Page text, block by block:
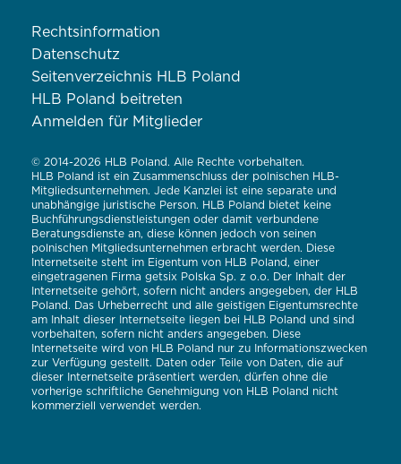
Rechtsinformation
Datenschutz
Seitenverzeichnis HLB Poland
HLB Poland beitreten
Anmelden für Mitglieder
© 2014-2026 HLB Poland. Alle Rechte vorbehalten.
HLB Poland ist ein Zusammenschluss der polnischen HLB-
Mitgliedsunternehmen. Jede Kanzlei ist eine separate und
unabhängige juristische Person. HLB Poland bietet keine
Buchführungsdienstleistungen oder damit verbundene
Beratungsdienste an, diese können jedoch von seinen
polnischen Mitgliedsunternehmen erbracht werden. Diese
Internetseite steht im Eigentum von HLB Poland, einer
eingetragenen Firma getsix Polska Sp. z o.o. Der Inhalt der
Internetseite gehört, sofern nicht anders angegeben, der HLB
Poland. Das Urheberrecht und alle geistigen Eigentumsrechte
am Inhalt dieser Internetseite liegen bei HLB Poland und sind
vorbehalten, sofern nicht anders angegeben. Diese
Internetseite wird von HLB Poland nur zu Informationszwecken
zur Verfügung gestellt. Daten oder Teile von Daten, die auf
dieser Internetseite präsentiert werden, dürfen ohne die
vorherige schriftliche Genehmigung von HLB Poland nicht
kommerziell verwendet werden.